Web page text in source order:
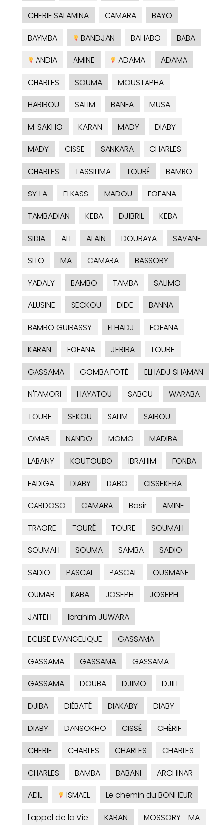
CHERIF SALAMINA CAMARA
BAYO
BAYMBA
BANDJAN BAHABO
BABA
ANDIA
AMINE ADAMA
ADAMA
CHARLES
SOUMA
MOUSTAPHA
HABIBOU
SALIM BANFA
MUSA
M. SAKHO
KARAN MADY
DIABY
MADY
CISSE SANKARA
CHARLES
CHARLES
TASSILIMA TOURÉ
BAMBO
SYLLA
ELKASS MADOU
FOFANA
TAMBADIAN
KEBA DJIBRIL
KEBA
SIDIA
ALI ALAIN DOUBAYA
SAVANE
SITO
MA CAMARA
BASSORY
YADALY
BAMBO TAMBA
SALIMO
ALUSINE
SECKOU DIDE
BANNA
BAMBO GUIRASSY
ELHADJ
FOFANA
KARAN
FOFANA JERIBA
TOURE
GASSAMA
GOMBA FOTÉ
ELHADJ SHAMAN
N'FAMORI
HAYATOU SABOU
WARABA
TOURE
SEKOU SALIM
SAIBOU
OMAR
NANDO MOMO
MADIBA
LABANY
KOUTOUBO IBRAHIM
FONBA
FADIGA
DIABY DABO
CISSEKEBA
CARDOSO
CAMARA Basir
AMINE
TRAORE
TOURÉ TOURE
SOUMAH
SOUMAH
SOUMA SAMBA
SADIO
SADIO
PASCAL PASCAL
OUSMANE
OUMAR
KABA JOSEPH
JOSEPH
JAITEH
Ibrahim JUWARA
EGLISE EVANGELIQUE
GASSAMA
GASSAMA
GASSAMA
GASSAMA
GASSAMA
DOUBA DJIMO
DJILI
DJIBA
DIÉBATÉ DIAKABY
DIABY
DIABY
DANSOKHO CISSÉ
CHÈRIF
CHERIF
CHARLES CHARLES
CHARLES
CHARLES
BAMBA BABANI
ARCHINAR
ADIL
ISMAËL
Le chemin du BONHEUR
l'appel de la Vie
KARAN
MOSSORY - MA